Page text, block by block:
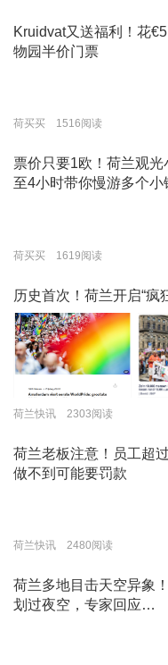
Kruidvat又送福利！花
物园半价门票
荷买买 1516阅读
票价只要1欧！荷兰观光
至4小时带你慢游多个小
荷买买 1619阅读
历史首次！荷兰开启“疯
荷兰快讯 2303阅读
荷兰老板注意！员工超
做不到可能要罚款
荷兰快讯 2480阅读
荷兰多地目击天空异象
划过夜空，专家回应…